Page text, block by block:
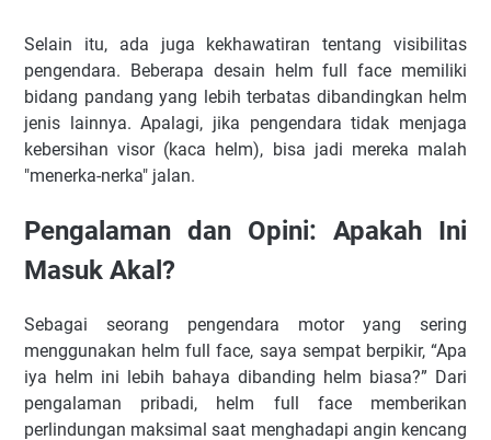
Selain itu, ada juga kekhawatiran tentang visibilitas
pengendara. Beberapa desain helm full face memiliki
bidang pandang yang lebih terbatas dibandingkan helm
jenis lainnya. Apalagi, jika pengendara tidak menjaga
kebersihan visor (kaca helm), bisa jadi mereka malah
"menerka-nerka" jalan.
Pengalaman dan Opini: Apakah Ini
Masuk Akal?
Sebagai seorang pengendara motor yang sering
menggunakan helm full face, saya sempat berpikir, “Apa
iya helm ini lebih bahaya dibanding helm biasa?” Dari
pengalaman pribadi, helm full face memberikan
perlindungan maksimal saat menghadapi angin kencang